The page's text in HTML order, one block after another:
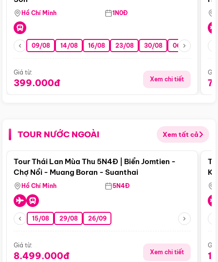
Hồ Chí Minh 1N0Đ
09/08 14/08 16/08 23/08 30/08 06/09 13/09
Giá từ:
399.000đ Xem chi tiết
TOUR NƯỚC NGOÀI Xem tất cả
Điểm nổi bật
Tour Thái Lan Mùa Thu 5N4Đ | Biển Jomtien -
Chợ Nổi - Muang Boran - Suanthai
Hồ Chí Minh 5N4Đ
15/08 29/08 26/09
Giá từ:
8.499.000đ Xem chi tiết